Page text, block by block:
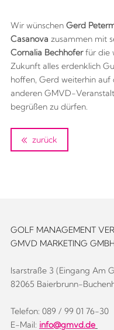
Wir wünschen Gerd
Casanova zusammen mit
Cornalia Bechhoferfür die
Zukunft alles erdenklich
hoffen, Gerd weiterhin auf
anderen GMVD-
begrüßen zu dürfen.
zurück
GOLF MANAGEMENT
GMVD MARKETING
Isarstraße 3 (Eingang Am
82065 Baierbrunn-
Telefon: 089 / 99 01 76-30
E-Mail: info@gmvd.de